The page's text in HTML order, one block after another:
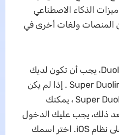
الذكاء الاصطناعي
المنصات ولغات أخرى في
للوصول إلى Duolingo Max، يجب أن تكون لديك
بالفعل اشتراك في Super Duolingo . إذا لم يكن
لديك اشتراك في Super Duolingo ، يمكنك
ذلك، يجب عليك الدخول
إلى تطبيق الإعدادات على نظام iOS. اختر اسمك